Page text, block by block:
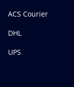
ACS Courier
DHL
UPS